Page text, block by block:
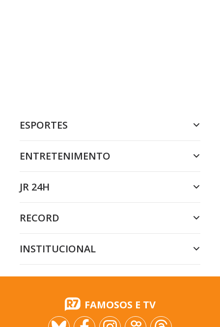
ESPORTES
ENTRETENIMENTO
JR 24H
RECORD
INSTITUCIONAL
FAMOSOS E TV